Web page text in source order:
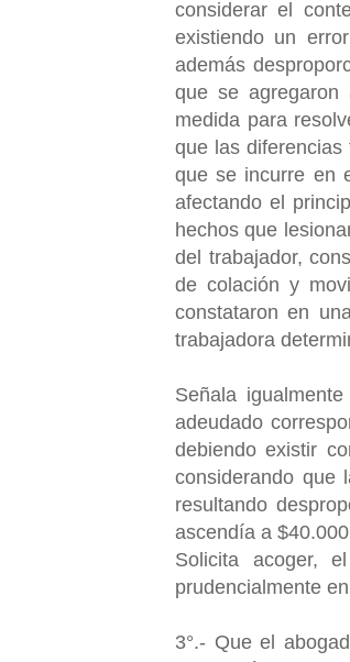
considerar el
existiendo un
además
que se
medida para
que las
que se incurre en
afectando el
hechos que
del trabajador,
de colación y
constataron en
trabajadora
Señala
adeudado
debiendo existir
considerando que
resultando
ascendía a
Solicita acoger,
prudencialmente
3°.- Que el